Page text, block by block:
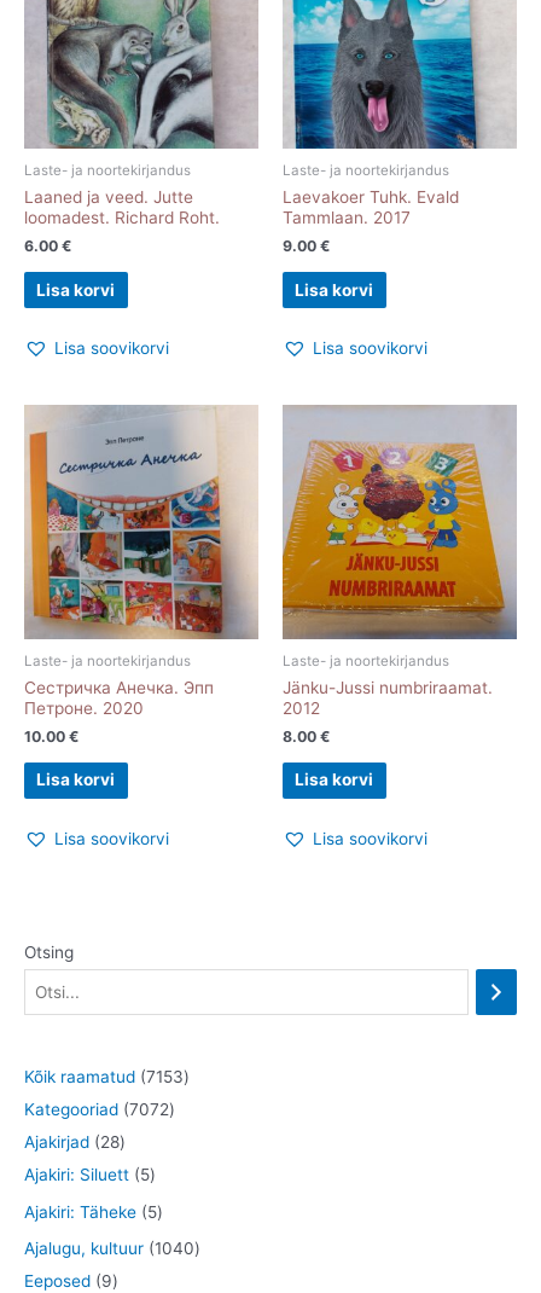
Laste- ja noortekirjandus
Laaned ja veed. Jutte
loomadest. Richard Roht.
6.00 €
Lisa korvi
Lisa soovikorvi
Laste- ja noortekirjandus
Laevakoer Tuhk. Evald
Tammlaan. 2017
9.00 €
Lisa korvi
Lisa soovikorvi
Laste- ja noortekirjandus
Сестричка Анечка. Эпп
Петроне. 2020
10.00 €
Lisa korvi
Lisa soovikorvi
Laste- ja noortekirjandus
Jänku-Jussi numbriraamat.
2012
8.00 €
Lisa korvi
Lisa soovikorvi
Otsing
Kõik raamatud 71537
o
Kategooriad 70727
t
Ajakirjad 282
8
t
Ajakiri: Siluett 55
t
o
Ajakiri: Täheke 55
t
Ajalugu, kultuur 10401
Eeposed 99